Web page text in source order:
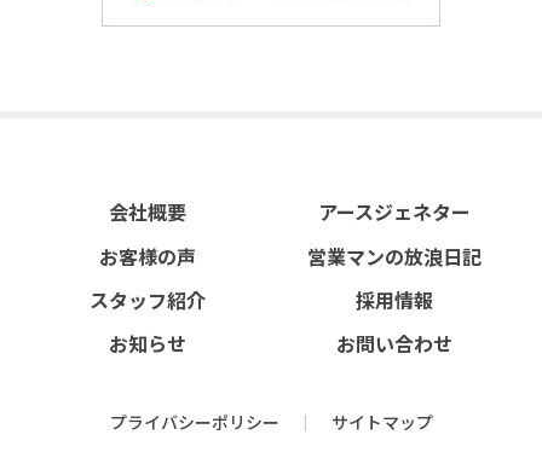
会社概要
アースジェネター
お客様の声
営業マンの放浪日記
スタッフ紹介
採用情報
お知らせ
お問い合わせ
プライバシーポリシー サイトマップ